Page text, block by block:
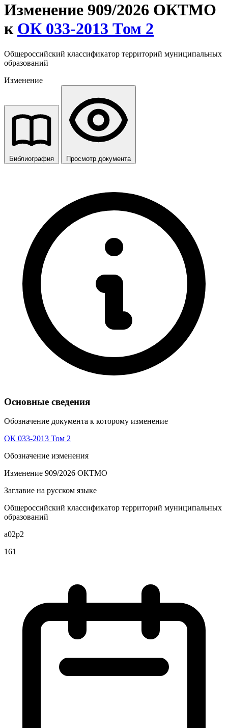
Изменение 909/2026 ОКТМО
к ОК 033-2013 Том 2
Общероссийский классификатор территорий муниципальных
образований
Изменение
Библиография Просмотр документа
Основные сведения
Обозначение документа к которому изменение
ОК 033-2013 Том 2
Обозначение изменения
Изменение 909/2026 ОКТМО
Заглавие на русском языке
Общероссийский классификатор территорий муниципальных
образований
a02p2
161